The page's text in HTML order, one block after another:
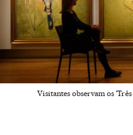
Visitantes observam os